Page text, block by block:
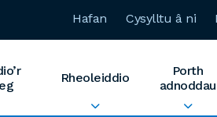
Hafan Cysylltu â ni
Rheoleiddio
Porth
adnoddau